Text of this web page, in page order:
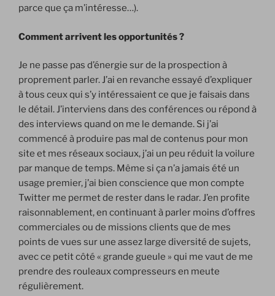
parce que ça m’intéresse…).
Comment arrivent les opportunités ?
Je ne passe pas d’énergie sur de la prospection à
proprement parler. J’ai en revanche essayé d’expliquer
à tous ceux qui s’y intéressaient ce que je faisais dans
le détail. J’interviens dans des conférences ou répond à
des interviews quand on me le demande. Si j’ai
commencé à produire pas mal de contenus pour mon
site et mes réseaux sociaux, j’ai un peu réduit la voilure
par manque de temps. Même si ça n’a jamais été un
usage premier, j’ai bien conscience que mon compte
Twitter me permet de rester dans le radar. J’en profite
raisonnablement, en continuant à parler moins d’offres
commerciales ou de missions clients que de mes
points de vues sur une assez large diversité de sujets,
avec ce petit côté « grande gueule » qui me vaut de me
prendre des rouleaux compresseurs en meute
régulièrement.